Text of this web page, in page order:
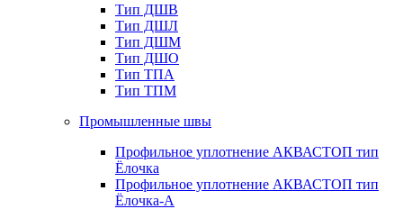
Тип ДШВ
Тип ДШЛ
Тип ДШМ
Тип ДШО
Тип ТПА
Тип ТПМ
Промышленные швы
Профильное уплотнение АКВАСТОП тип
Ёлочка
Профильное уплотнение АКВАСТОП тип
Ёлочка-А